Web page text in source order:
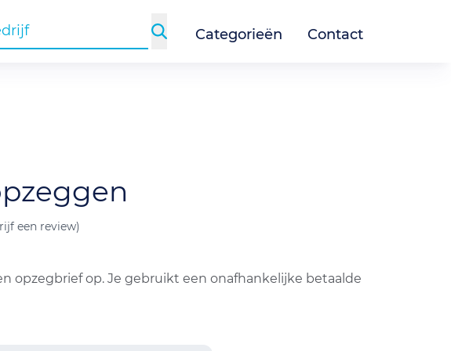
Categorieën Contact
een review)
opzegbrief op. Je gebruikt een onafhankelijke betaalde